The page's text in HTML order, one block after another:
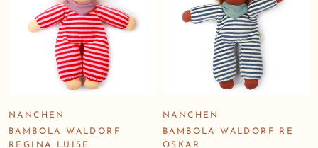
NANCHEN
BAMBOLA WALDORF
REGINA LUISE
NANCHEN
BAMBOLA WALDORF RE
OSKAR